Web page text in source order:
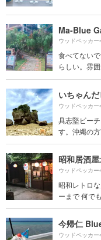
Ma-Blue
ウッドペッカ
食べてない
らしい。雰
いちゃん
ウッドペッカ
具志堅ビー
す。沖縄の
昭和居酒
ウッドペッカ
昭和レトロ
ーまで 何で
今帰仁
ウッドペッカ